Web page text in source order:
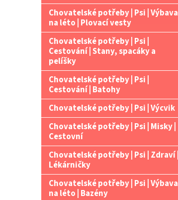
Chovatelské potřeby | Psi | Výbava
na léto | Plovací vesty
Chovatelské potřeby | Psi |
Cestování | Stany, spacáky a
pelíšky
Chovatelské potřeby | Psi |
Cestování | Batohy
Chovatelské potřeby | Psi | Výcvik
Chovatelské potřeby | Psi | Misky |
Cestovní
Chovatelské potřeby | Psi | Zdraví |
Lékárničky
Chovatelské potřeby | Psi | Výbava
na léto | Bazény